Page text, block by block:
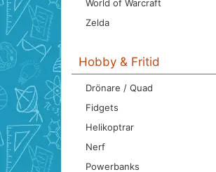
World of Warcraft
Zelda
Hobby & Fritid
Drönare / Quad
Fidgets
Helikoptrar
Nerf
Powerbanks